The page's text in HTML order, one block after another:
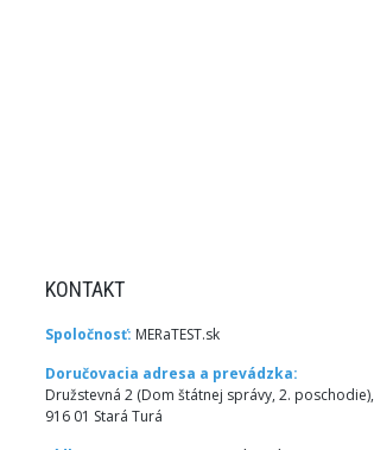
KONTAKT
Spoločnosť: MERaTEST.sk
Doručovacia adresa a prevádzka:
Družstevná 2 (Dom štátnej správy, 2. poschodie),
916 01 Stará Turá